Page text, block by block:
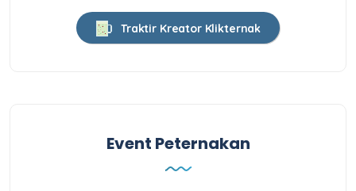
Traktir Kreator Klikternak
Event Peternakan